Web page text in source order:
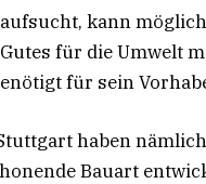
kann
für die Umwelt
für sein
haben
Bauart